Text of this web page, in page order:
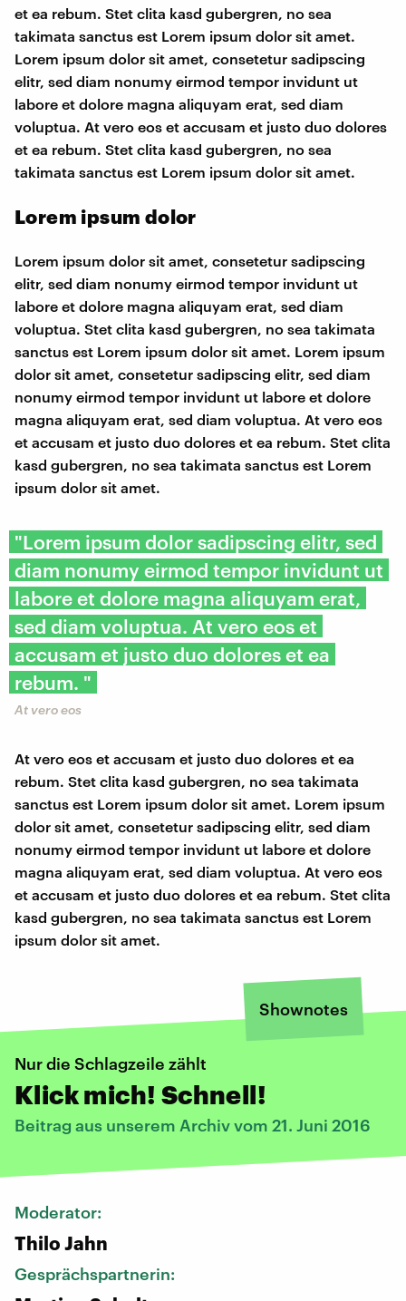
et ea rebum. Stet clita kasd gubergren, no sea
takimata sanctus est Lorem ipsum dolor sit amet.
Lorem ipsum dolor sit amet, consetetur sadipscing
elitr, sed diam nonumy eirmod tempor invidunt ut
labore et dolore magna aliquyam erat, sed diam
voluptua. At vero eos et accusam et justo duo dolores
et ea rebum. Stet clita kasd gubergren, no sea
takimata sanctus est Lorem ipsum dolor sit amet.
​Lorem ipsum dolor
Lorem ipsum dolor sit amet, consetetur sadipscing
elitr, sed diam nonumy eirmod tempor invidunt ut
labore et dolore magna aliquyam erat, sed diam
voluptua. Stet clita kasd gubergren, no sea takimata
sanctus est Lorem ipsum dolor sit amet. Lorem ipsum
dolor sit amet, consetetur sadipscing elitr, sed diam
nonumy eirmod tempor invidunt ut labore et dolore
magna aliquyam erat, sed diam voluptua. At vero eos
et accusam et justo duo dolores et ea rebum. Stet clita
kasd gubergren, no sea takimata sanctus est Lorem
ipsum dolor sit amet.
"​Lorem ipsum dolor sadipscing elitr, sed
diam nonumy eirmod tempor invidunt ut
labore et dolore magna aliquyam erat,
sed diam voluptua. At vero eos et
accusam et justo duo dolores et ea
rebum. "
At vero eos
At vero eos et accusam et justo duo dolores et ea
rebum. Stet clita kasd gubergren, no sea takimata
sanctus est Lorem ipsum dolor sit amet. Lorem ipsum
dolor sit amet, consetetur sadipscing elitr, sed diam
nonumy eirmod tempor invidunt ut labore et dolore
magna aliquyam erat, sed diam voluptua. At vero eos
et accusam et justo duo dolores et ea rebum. Stet clita
kasd gubergren, no sea takimata sanctus est Lorem
ipsum dolor sit amet.
Shownotes
Nur die Schlagzeile zählt
Klick mich! Schnell!
Beitrag aus unserem Archiv vom 21. Juni 2016
Moderator:
Thilo Jahn
Gesprächspartnerin: